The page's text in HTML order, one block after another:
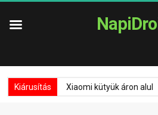
Kiárusítás Xiaomi kütyük áron alul